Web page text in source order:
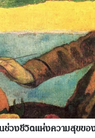
ช่วงชีวิตแห่งความสุขขอ